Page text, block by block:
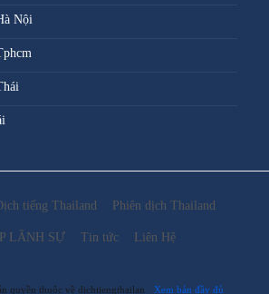
Nội
tiếng Thailand Phiên dịch Thailand
LÃNH SỰ Tin tức Liên Hệ
quyền thuộc về dichtiengthailan Xem bản đầy đủ